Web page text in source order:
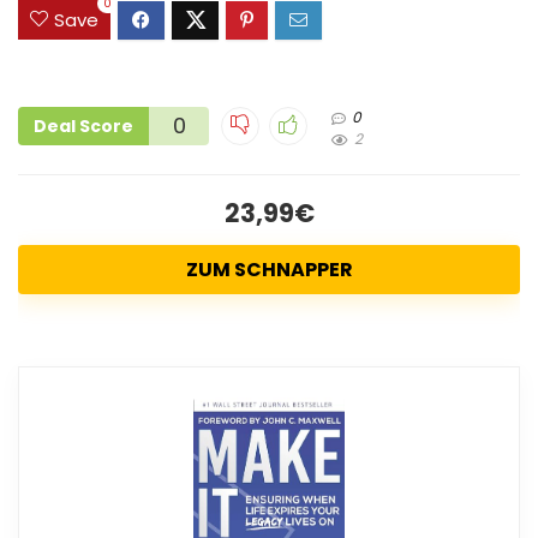
Save
0
Deal Score 0
0
2
23,99€
ZUM SCHNAPPER